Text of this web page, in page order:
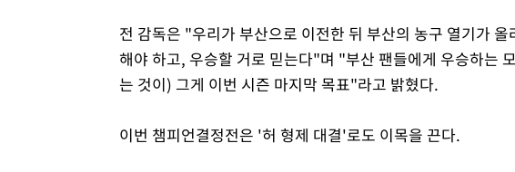
전 감독은 "우리가 부산으로 이전한 뒤 부산의 농구 열기가
해야 하고, 우승할 거로 믿는다"며 "부산 팬들에게 우승하는
는 것이) 그게 이번 시즌 마지막 목표"라고 밝혔다.
이번 챔피언결정전은 '허 형제 대결'로도 이목을 끈다.